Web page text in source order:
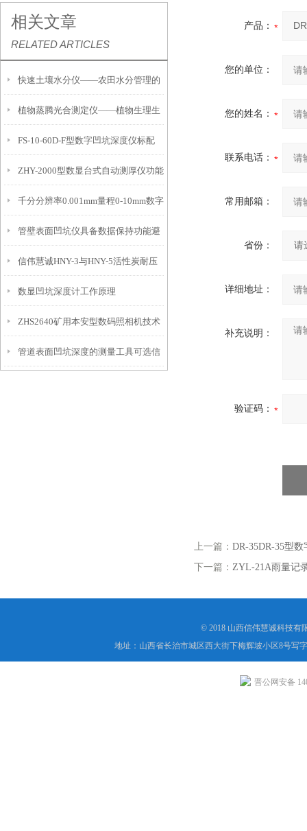
相关文章
RELATED ARTICLES
快速土壤水分仪——农田水分管理的
便携式检测工具
植物蒸腾光合测定仪——植物生理生
态的实时监测设备
FS-10-60D-F型数字凹坑深度仪标配
IP54级表头分辨率0.01mm量程
10mm！
ZHY-2000型数显台式自动测厚仪功能
特点
千分分辨率0.001mm量程0-10mm数字
埋头度仪技术参数！
管壁表面凹坑仪具备数据保持功能避
免测试过程中测针移动导致数据变动
信伟慧诚HNY-3与HNY-5活性炭耐压
强度测定仪技术参数！
数显凹坑深度计工作原理
ZHS2640矿用本安型数码照相机技术
参数！
管道表面凹坑深度的测量工具可选信
产品：
您的单位：
您的姓名：
联系电话：
常用邮箱：
省份：
详细地址：
补充说明：
验证码：
上一篇： DR-35DR-35型
下一篇： ZYL-21A雨量记
© 2018 山西信伟慧诚科技有
地址：山西省长治市城区西大街下梅辉坡小区8号写
晋公网安备